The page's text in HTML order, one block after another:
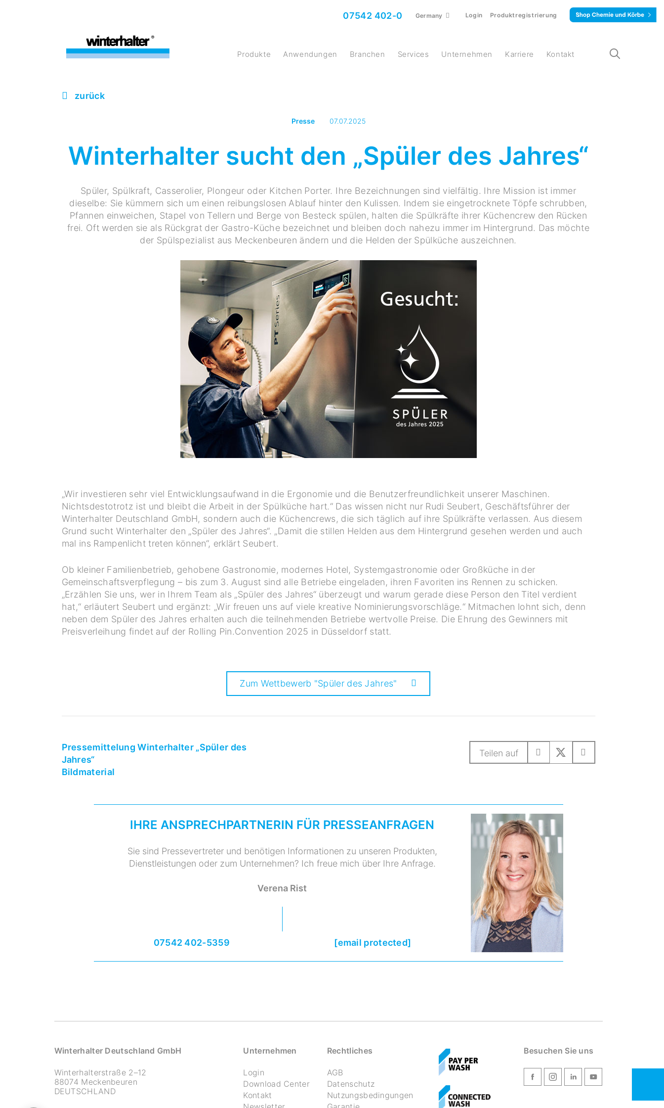
07542 402-0 Germany Login Produktregistrierung
Produkte Anwendungen Branchen Services Unternehmen Karriere Kontakt
zurück
Presse 07.07.2025
Winterhalter sucht den „Spüler des Jahres“
Spüler, Spülkraft, Casserolier, Plongeur oder Kitchen Porter. Ihre Bezeichnungen sind vielfältig. Ihre Mission ist immer
dieselbe: Sie kümmern sich um einen reibungslosen Ablauf hinter den Kulissen. Indem sie eingetrocknete Töpfe schrubben,
Pfannen einweichen, Stapel von Tellern und Berge von Besteck spülen, halten die Spülkräfte ihrer Küchencrew den Rücken
frei. Oft werden sie als Rückgrat der Gastro-Küche bezeichnet und bleiben doch nahezu immer im Hintergrund. Das möchte
der Spülspezialist aus Meckenbeuren ändern und die Helden der Spülküche auszeichnen.
„Wir investieren sehr viel Entwicklungsaufwand in die Ergonomie und die Benutzerfreundlichkeit unserer Maschinen.
Nichtsdestotrotz ist und bleibt die Arbeit in der Spülküche hart.“ Das wissen nicht nur Rudi Seubert, Geschäftsführer der
Winterhalter Deutschland GmbH, sondern auch die Küchencrews, die sich täglich auf ihre Spülkräfte verlassen. Aus diesem
Grund sucht Winterhalter den „Spüler des Jahres“. „Damit die stillen Helden aus dem Hintergrund gesehen werden und auch
mal ins Rampenlicht treten können“, erklärt Seubert.
Ob kleiner Familienbetrieb, gehobene Gastronomie, modernes Hotel, Systemgastronomie oder Großküche in der
Gemeinschaftsverpflegung – bis zum 3. August sind alle Betriebe eingeladen, ihren Favoriten ins Rennen zu schicken.
„Erzählen Sie uns, wer in Ihrem Team als „Spüler des Jahres“ überzeugt und warum gerade diese Person den Titel verdient
hat,“ erläutert Seubert und ergänzt: „Wir freuen uns auf viele kreative Nominierungsvorschläge.“ Mitmachen lohnt sich, denn
neben dem Spüler des Jahres erhalten auch die teilnehmenden Betriebe wertvolle Preise. Die Ehrung des Gewinners mit
Preisverleihung findet auf der Rolling Pin.Convention 2025 in Düsseldorf statt.
Zum Wettbewerb "Spüler des Jahres"
Pressemittelung Winterhalter „Spüler des
Jahres“
Bildmaterial
Teilen auf
IHRE ANSPRECHPARTNERIN FÜR PRESSEANFRAGEN
Sie sind Pressevertreter und benötigen Informationen zu unseren Produkten,
Dienstleistungen oder zum Unternehmen? Ich freue mich über Ihre Anfrage.
Verena Rist
07542 402-5359 [email protected]
Winterhalter Deutschland GmbH
Winterhalterstraße 2–12
88074 Meckenbeuren
DEUTSCHLAND
Unternehmen
Login
Download Center
Kontakt
Rechtliches
AGB
Datenschutz
Nutzungsbedingungen
Besuchen Sie uns